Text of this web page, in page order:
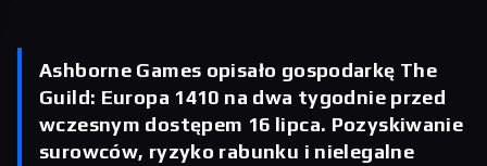
Ashborne Games opisało gospodarkę The
Guild: Europa 1410 na dwa tygodnie przed
wczesnym dostępem 16 lipca. Pozyskiwanie
surowców, ryzyko rabunku i nielegalne